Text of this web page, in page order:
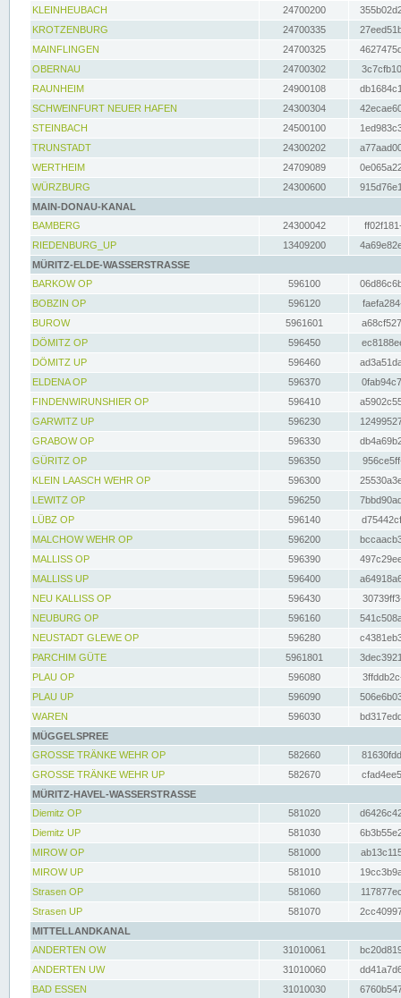
KLEINHEUBACH 24700200
KROTZENBURG
24700335
MAINFLINGEN
24700325
OBERNAU
24700302
RAUNHEIM
24900108
SCHWEINFURT NEUER HAFEN
24300304
STEINBACH
24500100
TRUNSTADT
24300202
WERTHEIM
24709089
WÜRZBURG
24300600
MAIN-DONAU-KANAL
BAMBERG
24300042
RIEDENBURG_UP
13409200
MÜRITZ-ELDE-WASSERSTRASSE
BARKOW OP
596100
BOBZIN OP
596120
BUROW
5961601
DÖMITZ OP
596450
DÖMITZ UP
596460
ELDENA OP
596370
FINDENWIRUNSHIER OP
596410
GARWITZ UP
596230
GRABOW OP
596330
GÜRITZ OP
596350
KLEIN LAASCH WEHR OP
596300
LEWITZ OP
596250
LÜBZ OP
596140
MALCHOW WEHR OP
596200
MALLISS OP
596390
MALLISS UP
596400
NEU KALLISS OP
596430
NEUBURG OP
596160
NEUSTADT GLEWE OP
596280
PARCHIM GÜTE
5961801
PLAU OP
596080
PLAU UP
596090
WAREN
596030
MÜGGELSPREE
GROSSE TRÄNKE WEHR OP
582660
GROSSE TRÄNKE WEHR UP
582670
MÜRITZ-HAVEL-WASSERSTRASSE
Diemitz OP
581020
Diemitz UP
581030
MIROW OP
581000
MIROW UP
581010
Strasen OP
581060
Strasen UP
581070
MITTELLANDKANAL
ANDERTEN OW
31010061
ANDERTEN UW
31010060
BAD ESSEN
31010030